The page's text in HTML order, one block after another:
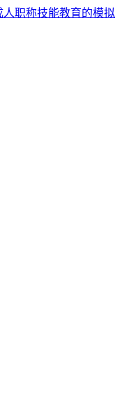
职称技能教育的模拟